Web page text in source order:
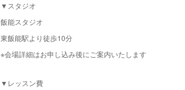
▼スタジオ
飯能スタジオ
東飯能駅より徒歩10分
※会場詳細はお申し込み後にご案内いたします
▼レッスン費